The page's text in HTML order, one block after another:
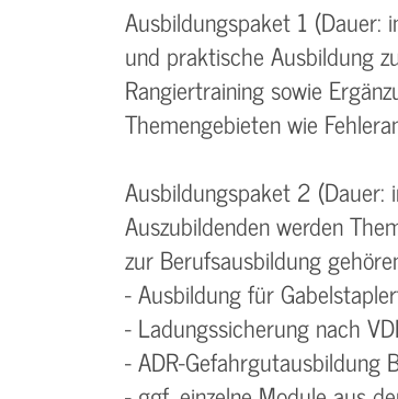
Ausbildungspaket 1
und praktische Ausbildung
Rangiertraining sowie
Themengebieten wie
Ausbildungspaket 2 (Dauer:
Auszubildenden werden
zur Berufsausbildung
- Ausbildung für
- Ladungssicherung nach
- ADR-Gefahrgutausbildung